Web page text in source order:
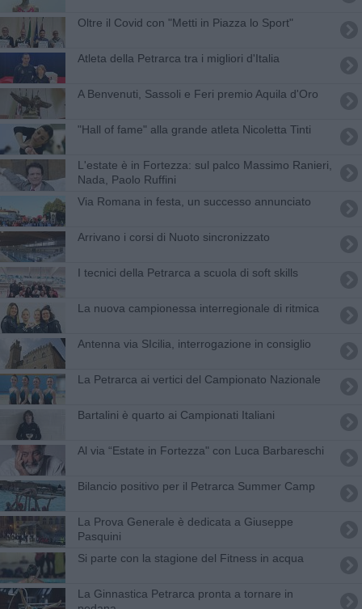
Oltre il Covid con "Metti in Piazza lo Sport"
Atleta della Petrarca tra i migliori d'Italia
A Benvenuti, Sassoli e Feri premio Aquila d'Oro
"Hall of fame" alla grande atleta Nicoletta Tinti
L'estate è in Fortezza: sul palco Massimo Ranieri,
Nada, Paolo Ruffini
Via Romana in festa, un successo annunciato
Arrivano i corsi di Nuoto sincronizzato
I tecnici della Petrarca a scuola di soft skills
La nuova campionessa interregionale di ritmica
Antenna via SIcilia, interrogazione in consiglio
​La Petrarca ai vertici del Campionato Nazionale
Bartalini è quarto ai Campionati Italiani
Al via “Estate in Fortezza" con Luca Barbareschi
Bilancio positivo per il Petrarca Summer Camp
La Prova Generale è dedicata a Giuseppe
Pasquini
Si parte con la stagione del Fitness in acqua
​La Ginnastica Petrarca pronta a tornare in